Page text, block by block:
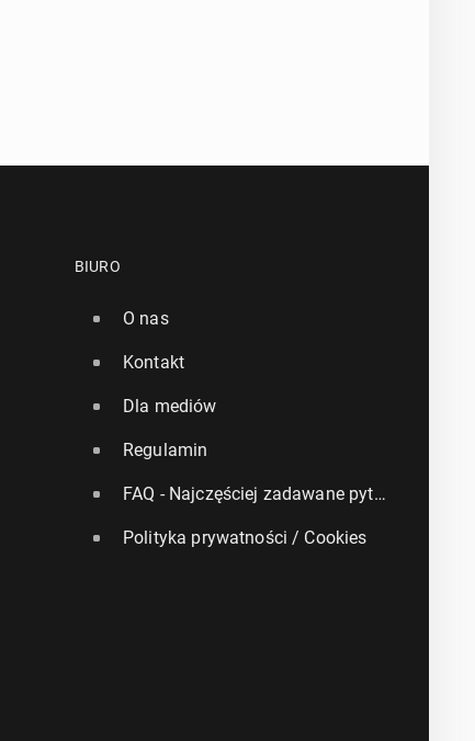
BIURO
O nas
Kontakt
Dla mediów
Regulamin
FAQ - Najczęściej zadawane pytania
Polityka prywatności / Cookies